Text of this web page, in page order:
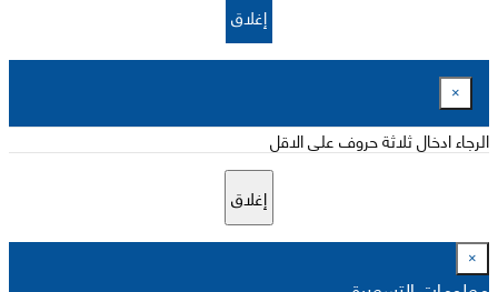
إغلاق
×
الرجاء ادخال ثلاثة حروف على الاقل
إغلاق
×